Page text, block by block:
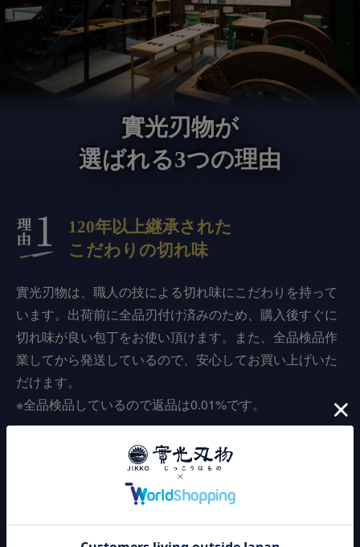
實光刃物が
選ばれる3つの理由
120年以上継承された
こだわりの切れ味
實光刃物は、職人の技による切れ味にこだわりを持って
います。出荷前に全品刃付け済みのため、購入後すぐに
切れ味が良い包丁をお使い頂けます。また、全品検品作
業してから発送しているので、安心してお買い上げいた
だけます。
※全品検品しているので返品は0.01%です。